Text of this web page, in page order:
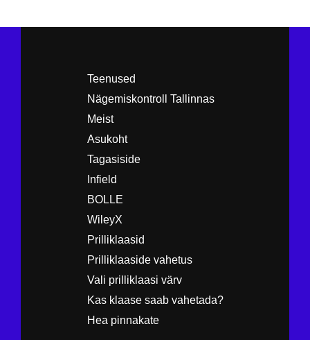
Teenused
Nägemiskontroll Tallinnas
Meist
Asukoht
Tagasiside
Infield
BOLLE
WileyX
Prilliklaasid
Prilliklaaside vahetus
Vali prilliklaasi värv
Kas klaase saab vahetada?
Hea pinnakate